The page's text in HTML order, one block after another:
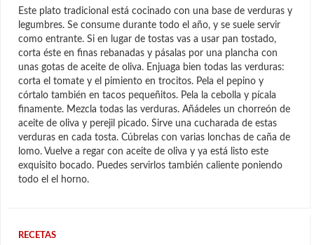
Este plato tradicional está cocinado con una base de verduras y
legumbres. Se consume durante todo el año, y se suele servir
como entrante. Si en lugar de tostas vas a usar pan tostado,
corta éste en finas rebanadas y pásalas por una plancha con
unas gotas de aceite de oliva. Enjuaga bien todas las verduras:
corta el tomate y el pimiento en trocitos. Pela el pepino y
córtalo también en tacos pequeñitos. Pela la cebolla y pícala
finamente. Mezcla todas las verduras. Añádeles un chorreón de
aceite de oliva y perejil picado. Sirve una cucharada de estas
verduras en cada tosta. Cúbrelas con varias lonchas de caña de
lomo. Vuelve a regar con aceite de oliva y ya está listo este
exquisito bocado. Puedes servirlos también caliente poniendo
todo el el horno.
RECETAS